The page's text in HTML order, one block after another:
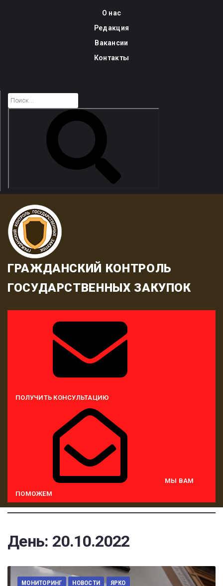
О нас
Редакция
Вакансии
Контакты
ГРАЖДАНСКИЙ КОНТРОЛЬ
ГОСУДАРСТВЕННЫХ ЗАКУПОК
ПОЛУЧИТЬ КОНСУЛЬТАЦИЮ
МЫ ВАМ
ПОМОЖЕМ
День: 20.10.2022
МОНИТОРИНГ НОВОСТИ ЯРКО